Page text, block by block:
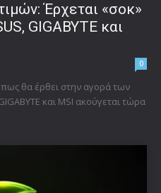
Έρχεται «σοκ»
GIGABYTE και
0
θα έρθει στην αγορά των
και MSI ακούγεται τώρα